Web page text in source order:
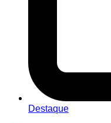
Destaque